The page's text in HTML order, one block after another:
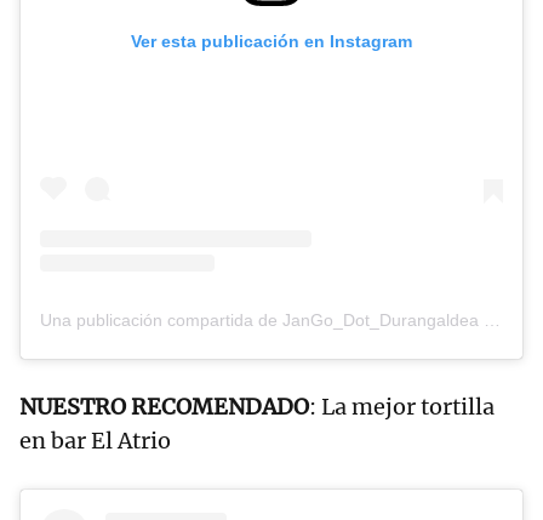
Ver esta publicación en Instagram
Una publicación compartida de JanGo_Dot_Durangaldea (@jangodot)
NUESTRO RECOMENDADO: La mejor tortilla
en bar El Atrio